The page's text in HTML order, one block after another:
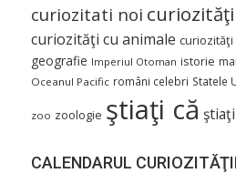
curiozitati noi curiozităţi
curiozităţi cu animale
geografie Imperiul Otoman istorie
Oceanul Pacific români celebri Statele
zoo zoologie ştiaţi că
CALENDARUL